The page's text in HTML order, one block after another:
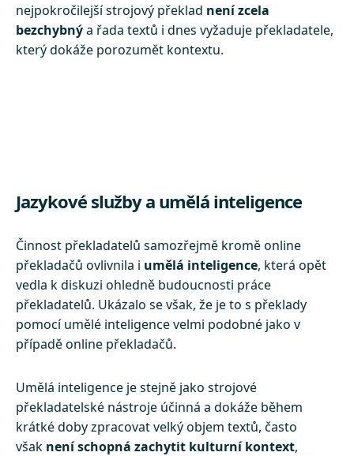
nejpokročilejší strojový překlad není zcela
bezchybnýa řada textů i dnes vyžaduje překladatele,
který dokáže porozumět kontextu.
Jazykové služby a umělá inteligence
Činnost překladatelů samozřejmě kromě online
překladačů ovlivnila i umělá inteligence, která opět
vedla k diskuzi ohledně budoucnosti práce
překladatelů. Ukázalo se však, že je to s překlady
pomocí umělé inteligence velmi podobné jako v
případě online překladačů.
Umělá inteligence je stejně jako strojové
překladatelské nástroje účinná a dokáže během
krátké doby zpracovat velký objem textů, často
však není schopná zachytit kulturní kontext,